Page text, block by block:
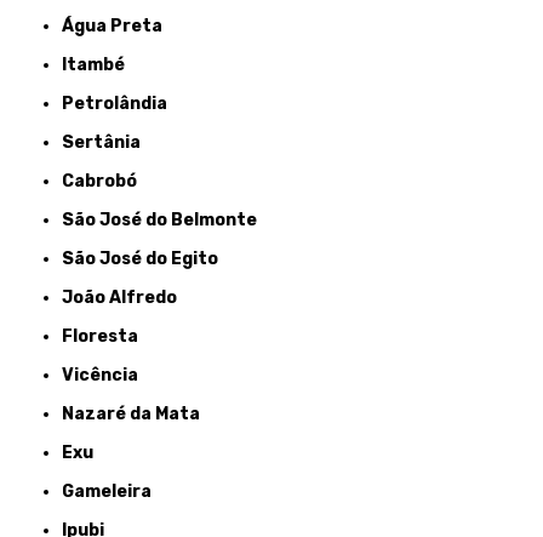
Água Preta
Itambé
Petrolândia
Sertânia
Cabrobó
São José do Belmonte
São José do Egito
João Alfredo
Floresta
Vicência
Nazaré da Mata
Exu
Gameleira
Ipubi